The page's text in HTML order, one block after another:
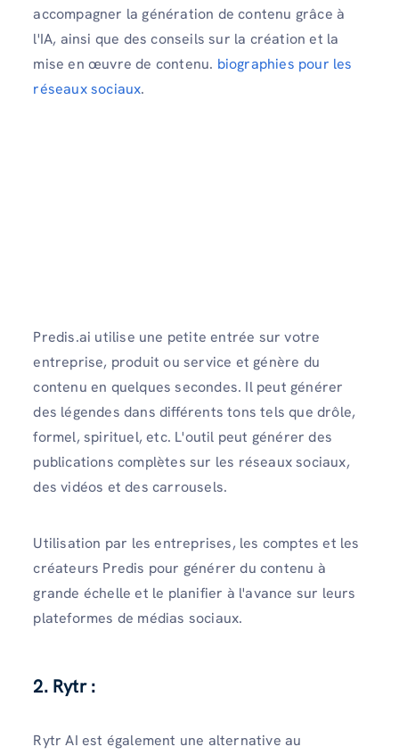
accompagner la génération de contenu grâce à
l'IA, ainsi que des conseils sur la création et la
mise en œuvre de contenu. biographies pour les
réseaux sociaux.
Predis.ai utilise une petite entrée sur votre
entreprise, produit ou service et génère du
contenu en quelques secondes. Il peut générer
des légendes dans différents tons tels que drôle,
formel, spirituel, etc. L'outil peut générer des
publications complètes sur les réseaux sociaux,
des vidéos et des carrousels.
Utilisation par les entreprises, les comptes et les
créateurs Predis pour générer du contenu à
grande échelle et le planifier à l'avance sur leurs
plateformes de médias sociaux.
2. Rytr :
Rytr AI est également une alternative au